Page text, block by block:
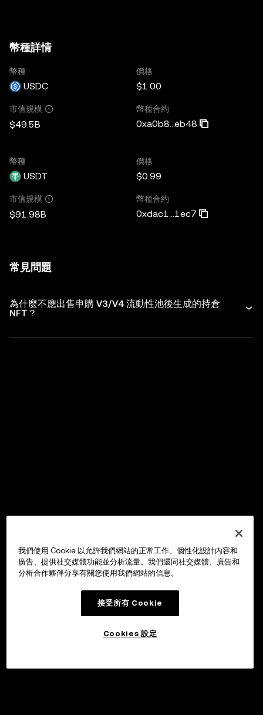
幣種詳情
幣種
USDC
價格
$1.00
市值規模
$49.5B
幣種合約
0xa0b8...eb48
幣種
USDT
價格
$0.99
市值規模
$91.98B
幣種合約
0xdac1...1ec7
常見問題
為什麼不應出售申購 V3/V4 流動性池後生成的持倉
NFT？
我們使用 Cookie 以允許我們網站的正常工作、個性化設計內容和
廣告、提供社交媒體功能並分析流量。我們還同社交媒體、廣告和
分析合作夥伴分享有關您使用我們網站的信息。
接受所有 Cookie
Cookies 設定